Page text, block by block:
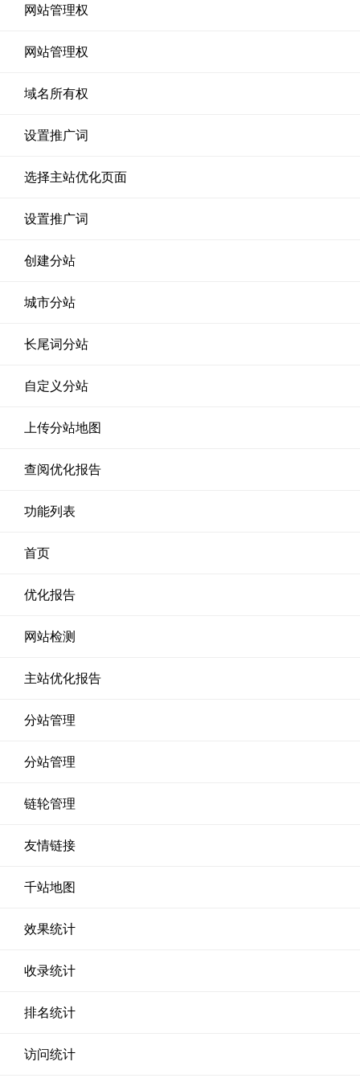
网站管理权
网站管理权
域名所有权
设置推广词
选择主站优化页面
设置推广词
创建分站
城市分站
长尾词分站
自定义分站
上传分站地图
查阅优化报告
功能列表
首页
优化报告
网站检测
主站优化报告
分站管理
分站管理
链轮管理
友情链接
千站地图
效果统计
收录统计
排名统计
访问统计